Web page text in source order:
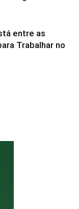
entre as
Trabalhar no